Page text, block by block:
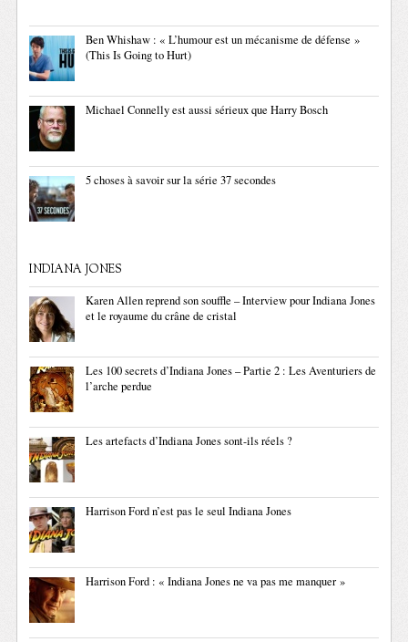
Ben Whishaw : « L’humour est un mécanisme de défense »
(This Is Going to Hurt)
Michael Connelly est aussi sérieux que Harry Bosch
5 choses à savoir sur la série 37 secondes
INDIANA JONES
Karen Allen reprend son souffle – Interview pour Indiana Jones
et le royaume du crâne de cristal
Les 100 secrets d’Indiana Jones – Partie 2 : Les Aventuriers de
l’arche perdue
Les artefacts d’Indiana Jones sont-ils réels ?
Harrison Ford n’est pas le seul Indiana Jones
Harrison Ford : « Indiana Jones ne va pas me manquer »